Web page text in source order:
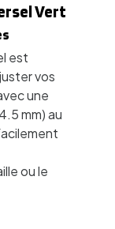
Vert
est
vos
une
mm) au
ou le